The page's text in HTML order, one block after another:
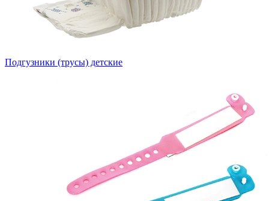
Подгузники (трусы) детские